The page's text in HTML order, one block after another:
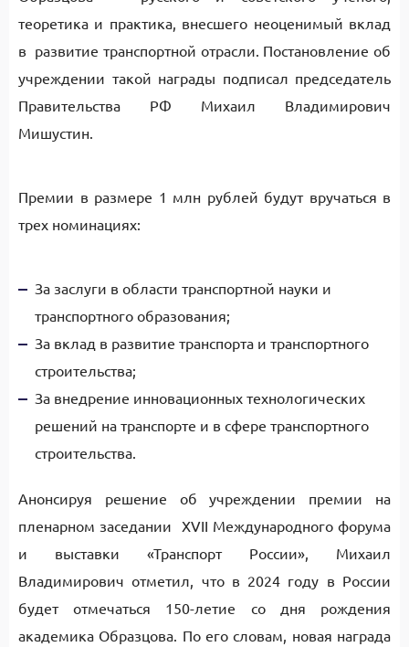
теоретика и практика, внесшего неоценимый вклад
в развитие транспортной отрасли. Постановление об
учреждении такой награды подписал председатель
Правительства РФ Михаил Владимирович
Мишустин.
Премии в размере 1 млн рублей будут вручаться в
трех номинациях:
За заслуги в области транспортной науки и
транспортного образования;
За вклад в развитие транспорта и транспортного
строительства;
За внедрение инновационных технологических
решений на транспорте и в сфере транспортного
строительства.
Анонсируя решение об учреждении премии на
пленарном заседании XVII Международного форума
и выставки «Транспорт России», Михаил
Владимирович отметил, что в 2024 году в России
будет отмечаться 150-летие со дня рождения
академика Образцова. По его словам, новая награда